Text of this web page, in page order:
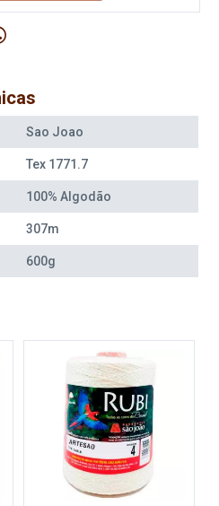
Sao Joao
Tex 1771.7
100% Algodão
307m
600g